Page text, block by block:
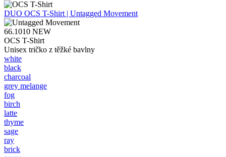
DUO OCS T-Shirt | Untagged Movement
66.1010 NEW
OCS T-Shirt
Unisex tričko z těžké bavlny
white
black
charcoal
grey melange
fog
birch
latte
thyme
sage
ray
brick